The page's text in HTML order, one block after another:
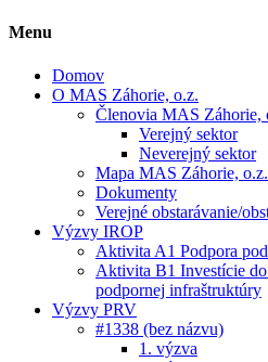
Menu
Domov
O MAS Záhorie, o.z.
Členovia MAS Záhorie,
Verejný sektor
Neverejný sektor
Mapa MAS Záhorie, o.z.
Dokumenty
Verejné obstarávanie/
Výzvy IROP
Aktivita A1 Podpora
Aktivita B1 Investície
podpornej infraštruktúry
Výzvy PRV
#1338 (bez názvu)
1. výzva